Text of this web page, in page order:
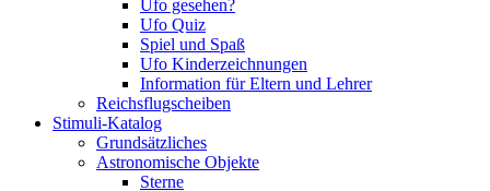
Ufo gesehen?
Ufo Quiz
Spiel und Spaß
Ufo Kinderzeichnungen
Information für Eltern und Lehrer
Reichsflugscheiben
Stimuli-Katalog
Grundsätzliches
Astronomische Objekte
Sterne